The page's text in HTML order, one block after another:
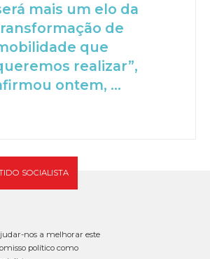
mais um elo da
de
que
realizar”,
ontem, ...
SOCIALISTA
nos a melhorar este
político como